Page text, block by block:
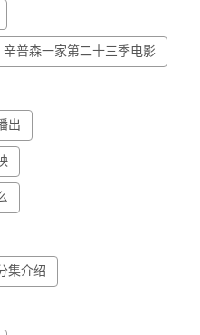
辛普森一家第二十三季电影
出
集介绍